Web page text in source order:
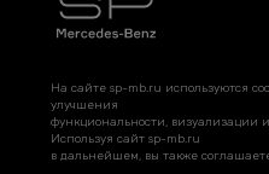
На сайте sp-mb.ru используются
улучшения
функциональности, визуализации
Используя сайт sp-mb.ru
в дальнейшем, вы также